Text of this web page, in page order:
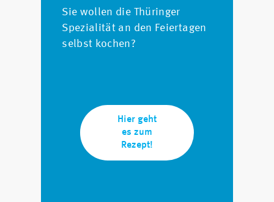
Sie wollen die Thüringer
Spezialität an den Feiertagen
selbst kochen?
Hier geht
es zum
Rezept!